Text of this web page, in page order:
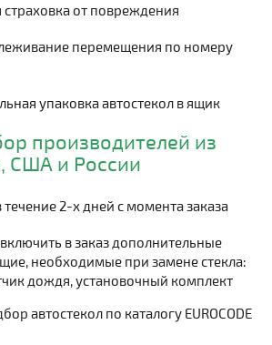
страховка от повреждения
перемещения по номеру
упаковка автостекол в ящик
производителей из
США и России
2-х дней с момента заказа
в заказ дополнительные
необходимые при замене стекла:
дождя, установочный комплект
автостекол по каталогу EUROCODE